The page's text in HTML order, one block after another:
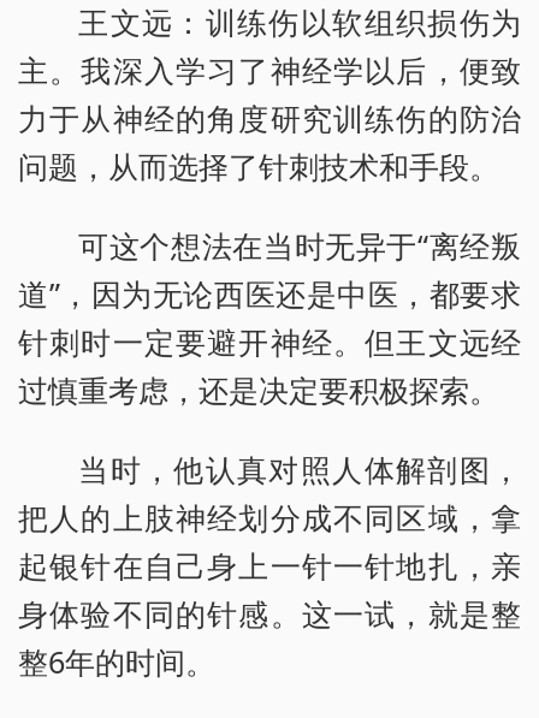
王文远：训练伤以软组织损伤为
主。我深入学习了神经学以后，便致
力于从神经的角度研究训练伤的防治
问题，从而选择了针刺技术和手段。
可这个想法在当时无异于“离经叛
道”，因为无论西医还是中医，都要求
针刺时一定要避开神经。但王文远经
过慎重考虑，还是决定要积极探索。
当时，他认真对照人体解剖图，
把人的上肢神经划分成不同区域，拿
起银针在自己身上一针一针地扎，亲
身体验不同的针感。这一试，就是整
整6年的时间。